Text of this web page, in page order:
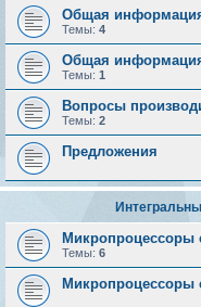
Общая
Темы: 4
Общая
Темы: 1
Вопросы
Темы: 2
Предложения
Микропроцессоры
Темы: 6
Микропроцессоры